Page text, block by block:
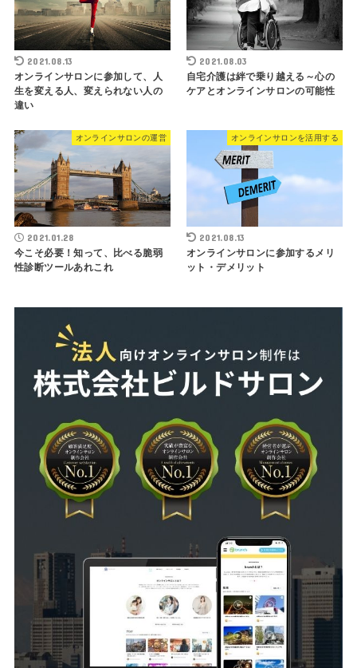
2021.08.13
オンラインサロンに参加して、人
生を変える人、変えられない人の
違い
2021.08.03
自宅介護は絆で乗り越える～心の
ケアとオンラインサロンの可能性
オンラインサロンの運営
2021.01.28
今こそ必要！知って、比べる脆弱
性診断ツールあれこれ
オンラインサロンを活用する
2021.08.13
オンラインサロンに参加するメリ
ット・デメリット